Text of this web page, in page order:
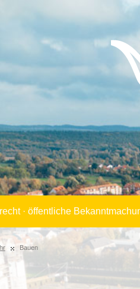
· öffentliche
Bauen